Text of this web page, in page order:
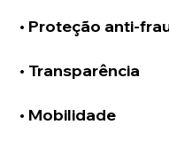
• Proteção anti-
• Transparência
• Mobilidade